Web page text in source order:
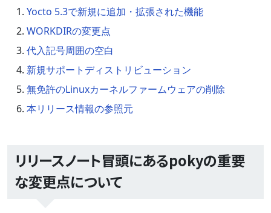
Yocto 5.3で新規に追加・拡張された機能
WORKDIRの変更点
代入記号周囲の空白
新規サポートディストリビューション
無免許のLinuxカーネルファームウェアの削除
本リリース情報の参照元
リリースノート冒頭にあるpokyの重要
な変更点について